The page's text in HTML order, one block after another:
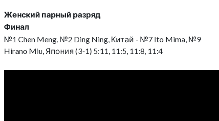
Женский парный разряд
Финал
№1 Chen Meng, №2 Ding Ning, Китай - №7 Ito Mima, №9
Hirano Miu, Япония (3-1) 5:11, 11:5, 11:8, 11:4